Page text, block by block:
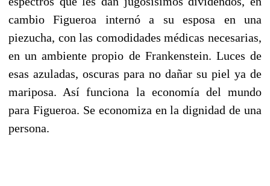
cambio Figueroa internó a su esposa en una
piezucha, con las comodidades médicas necesarias,
en un ambiente propio de Frankenstein. Luces de
esas azuladas, oscuras para no dañar su piel ya de
mariposa. Así funciona la economía del mundo
para Figueroa. Se economiza en la dignidad de una
persona.